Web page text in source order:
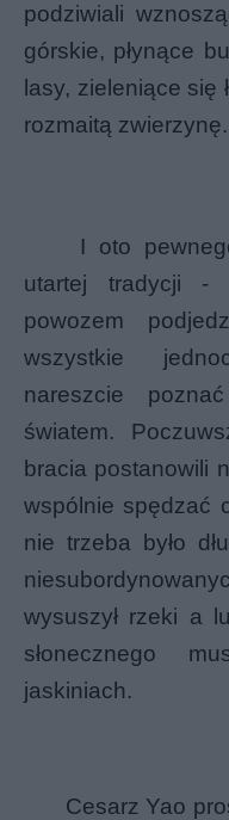
podziwiali
górskie, płynące
lasy, zieleniące się
rozmaitą zwierzynę.
I oto
utartej tradycji -
powozem
wszystkie
nareszcie
światem.
bracia postanowili
wspólnie spędzać
nie trzeba było
wysuszył rzeki a
słonecznego
jaskiniach.
Cesarz Yao